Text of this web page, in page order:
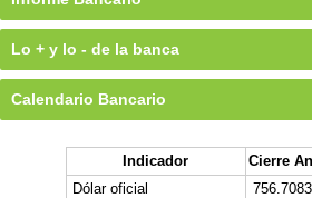
Lo + y lo - de la banca
Calendario Bancario
Indicador Cierre
Dólar oficial
756.7083